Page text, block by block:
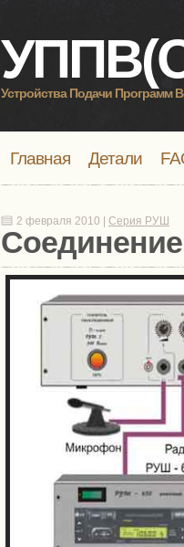
Устройства Подачи Программ
Главная Детали
2 февраля 2010 | Серия РУШ